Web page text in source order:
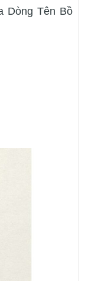
Dòng Tên Bồ